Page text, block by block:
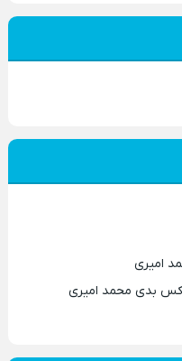
امیری
بدی محمد امیری